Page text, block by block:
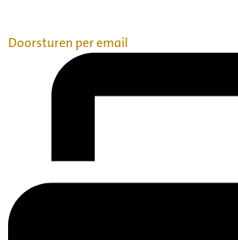
Doorsturen per email